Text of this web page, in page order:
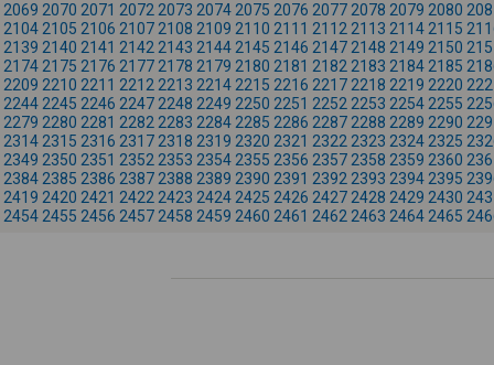
2069 2070 2071 2072 2073 2074 2075 2076 2077 2078 2079 2080
2104 2105 2106 2107 2108 2109 2110 2111 2112 2113 2114 2115
2139 2140 2141 2142 2143 2144 2145 2146 2147 2148 2149 2150
2174 2175 2176 2177 2178 2179 2180 2181 2182 2183 2184 2185
2209 2210 2211 2212 2213 2214 2215 2216 2217 2218 2219 2220
2244 2245 2246 2247 2248 2249 2250 2251 2252 2253 2254 2255
2279 2280 2281 2282 2283 2284 2285 2286 2287 2288 2289 2290
2314 2315 2316 2317 2318 2319 2320 2321 2322 2323 2324 2325
2349 2350 2351 2352 2353 2354 2355 2356 2357 2358 2359 2360
2384 2385 2386 2387 2388 2389 2390 2391 2392 2393 2394 2395
2419 2420 2421 2422 2423 2424 2425 2426 2427 2428 2429 2430
2454 2455 2456 2457 2458 2459 2460 2461 2462 2463 2464 2465